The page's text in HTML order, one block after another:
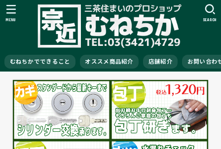
むねちかでできること オススメ商品紹介 店舗紹介 お問い合わ
SEARCH
MENU